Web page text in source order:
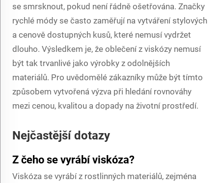
se smrsknout, pokud není řádně ošetřována. Značky
rychlé módy se často zaměřují na vytváření stylových
a cenově dostupných kusů, které nemusí vydržet
dlouho. Výsledkem je, že oblečení z viskózy nemusí
být tak trvanlivé jako výrobky z odolnějších
materiálů. Pro uvědomělé zákazníky může být tímto
způsobem vytvořená výzva při hledání rovnováhy
mezi cenou, kvalitou a dopady na životní prostředí.
Nejčastější dotazy
Z čeho se vyrábí viskóza?
Viskóza se vyrábí z rostlinných materiálů, zejména